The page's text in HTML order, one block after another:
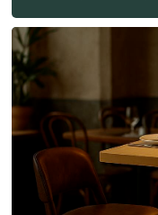
ПОЛЕЗНО ЗНАТЬ
ПЕРЕД ЗАКАЗОМ
Как выбрать и заказать?